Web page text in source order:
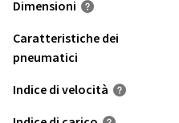
Dimensioni
Caratteristiche dei
pneumatici
Indice di velocità